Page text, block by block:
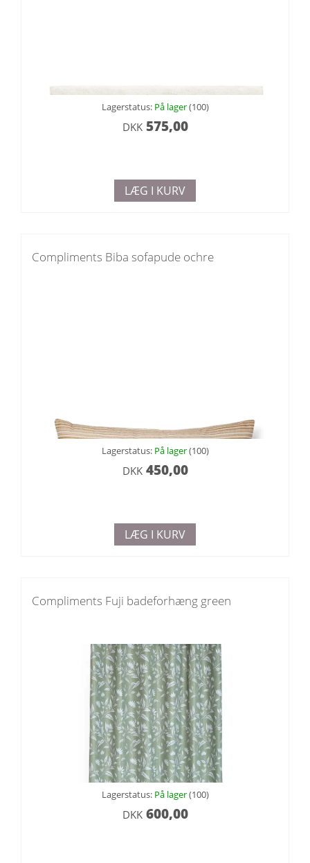
Lagerstatus: På lager(100)
DKK575,00
LÆG I KURV
Compliments Biba sofapude ochre
Lagerstatus: På lager(100)
DKK450,00
LÆG I KURV
Compliments Fuji badeforhæng green
Lagerstatus: På lager(100)
DKK600,00